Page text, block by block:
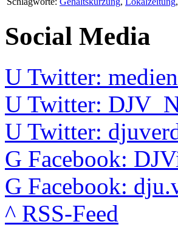
Social Media
U Twitter:
U Twitter:
U Twitter:
G Facebook:
G Facebook:
^ RSS-Feed